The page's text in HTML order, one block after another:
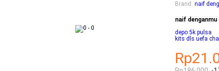
Brand : naif
naif denganmu
depo 5k pulsa
kits dls uefa